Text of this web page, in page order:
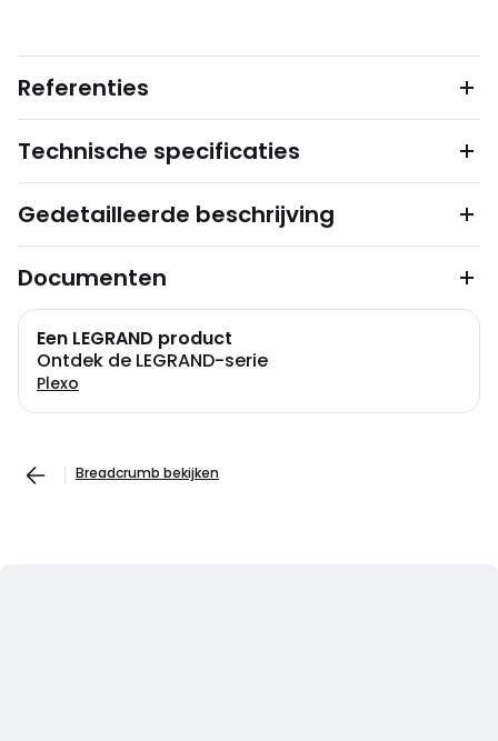
Referenties
Technische specificaties
Gedetailleerde beschrijving
Documenten
Een LEGRAND product
Ontdek de LEGRAND-serie
Plexo
Breadcrumb bekijken